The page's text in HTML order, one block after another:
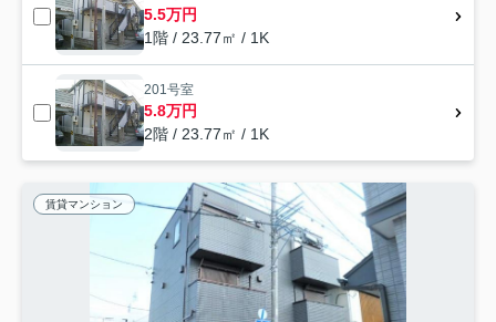
5.5万円
1階 / 23.77㎡ / 1K
201号室
5.8万円
2階 / 23.77㎡ / 1K
賃貸マンション